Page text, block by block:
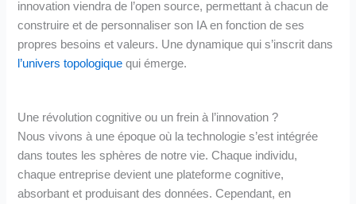
innovation viendra de l’open source, permettant à chacun de
construire et de personnaliser son IA en fonction de ses
propres besoins et valeurs​​. Une dynamique qui s’inscrit dans
l’univers topologique qui émerge.
Une révolution cognitive ou un frein à l’innovation ?
Nous vivons à une époque où la technologie s’est intégrée
dans toutes les sphères de notre vie. Chaque individu,
chaque entreprise devient une plateforme cognitive,
absorbant et produisant des données. Cependant, en